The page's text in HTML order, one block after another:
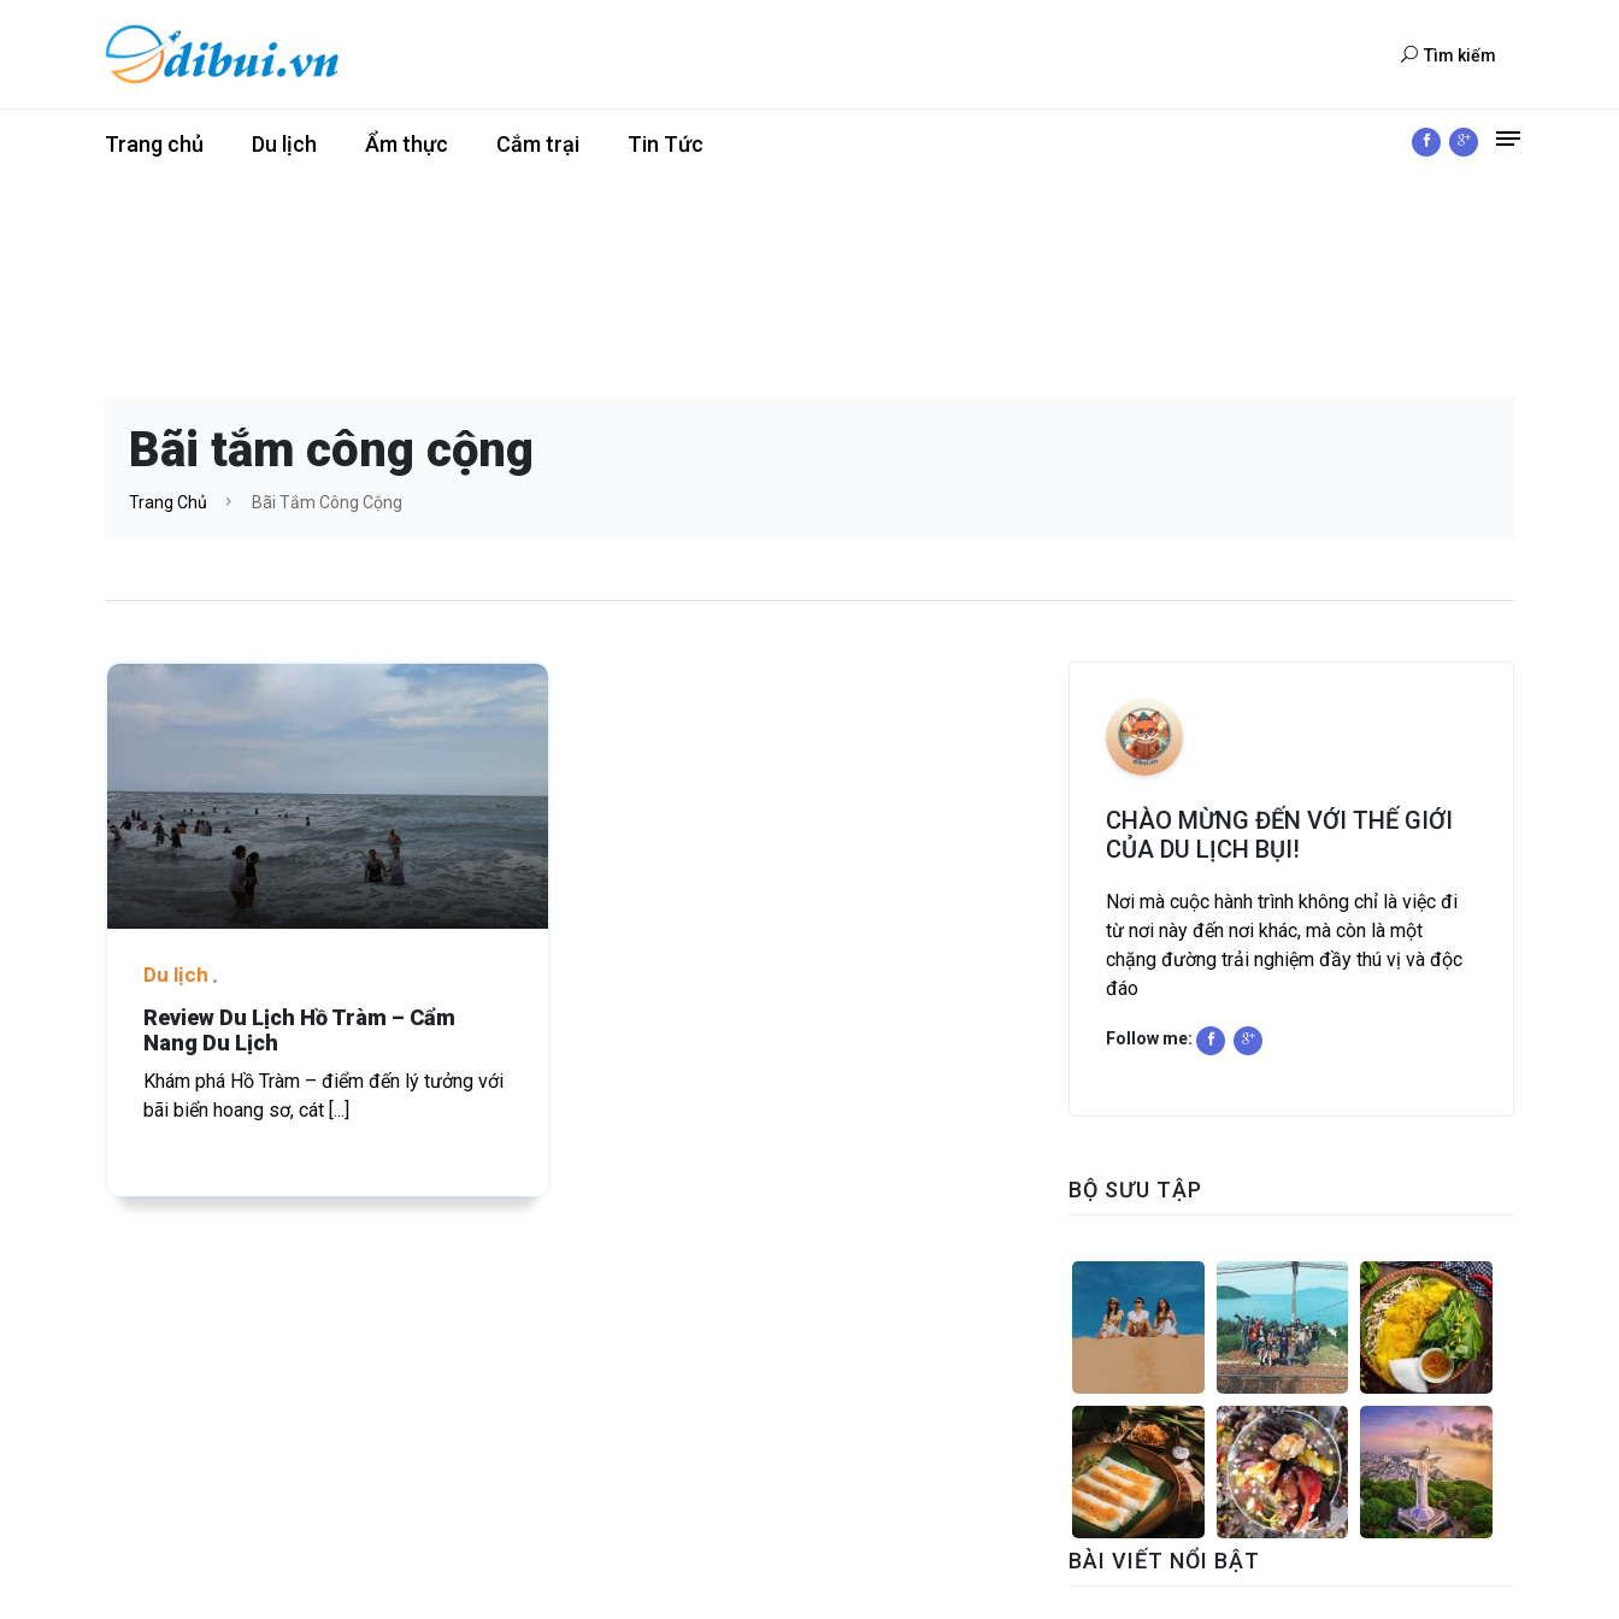
Tìm kiếm
Trang chủ Du lịch Ẩm thực Cắm trại Tin Tức
Bãi tắm công cộng
Trang Chủ Bãi Tắm Công Cộng
Du lịch
Review Du Lịch Hồ Tràm – Cẩm
Nang Du Lịch
Khám phá Hồ Tràm – điểm đến lý tưởng với
bãi biển hoang sơ, cát [...]
CHÀO MỪNG ĐẾN VỚI THẾ GIỚI
CỦA DU LỊCH BỤI!
Nơi mà cuộc hành trình không chỉ là việc đi
từ nơi này đến nơi khác, mà còn là một
chặng đường trải nghiệm đầy thú vị và độc
đáo
Follow me:
BỘ SƯU TẬP
BÀI VIẾT NỔI BẬT